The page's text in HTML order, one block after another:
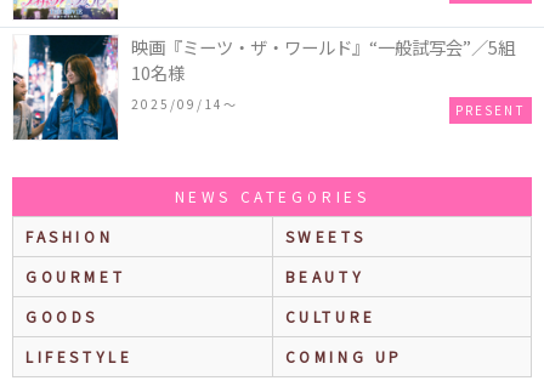
映画『ミーツ・ザ・ワールド』“一般試写会”／5組
10名様
2025/09/14〜 PRESENT
NEWS CATEGORIES
FASHION
SWEETS
GOURMET
BEAUTY
GOODS
CULTURE
LIFESTYLE
COMING UP